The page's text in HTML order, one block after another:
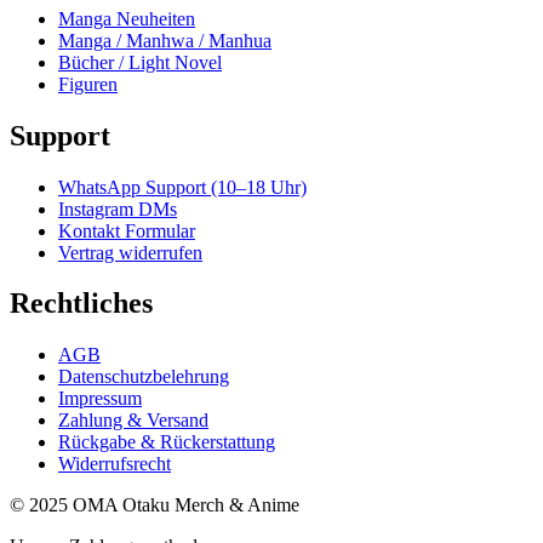
Manga Neuheiten
Manga / Manhwa / Manhua
Bücher / Light Novel
Figuren
Support
WhatsApp Support (10–18 Uhr)
Instagram DMs
Kontakt Formular
Vertrag widerrufen
Rechtliches
AGB
Datenschutzbelehrung
Impressum
Zahlung & Versand
Rückgabe & Rückerstattung
Widerrufsrecht
© 2025 OMA Otaku Merch & Anime